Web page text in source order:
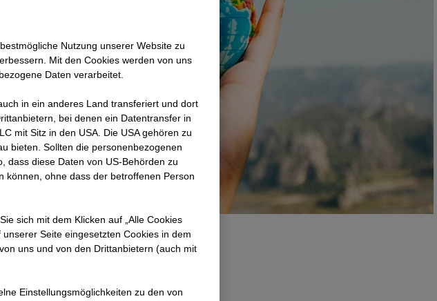
steht die
diverse Angaben
Nutzung unserer Website zu
Mit den Cookies werden von uns
Daten verarbeitet.
in ein anderes Land transferiert und dort
bei denen ein Datentransfer in
mit Sitz in den USA. Die USA gehören zu
bieten. Sollten die personenbezogenen
dass diese Daten von US-Behörden zu
können, ohne dass der betroffenen Person
sich mit dem Klicken auf „Alle Cookies
Seite eingesetzten Cookies in dem
uns und von den Drittanbietern (auch mit
Einstellungsmöglichkeiten zu den von